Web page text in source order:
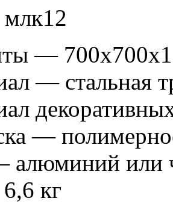
—
— стальная
—
алюминий или
кг